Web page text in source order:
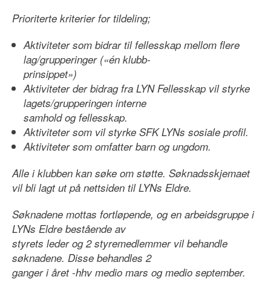
Prioriterte kriterier for tildeling;
Aktiviteter som bidrar til fellesskap mellom flere
lag/grupperinger («én klubb-
prinsippet»)
Aktiviteter der bidrag fra LYN Fellesskap vil styrke
lagets/grupperingen interne
samhold og fellesskap.
Aktiviteter som vil styrke SFK LYNs sosiale profil.
Aktiviteter som omfatter barn og ungdom.
Alle i klubben kan søke om støtte. Søknadsskjemaet
vil bli lagt ut på nettsiden til LYNs Eldre.
Søknadene mottas fortløpende, og en arbeidsgruppe i
LYNs Eldre bestående av
styrets leder og 2 styremedlemmer vil behandle
søknadene. Disse behandles 2
ganger i året -hhv medio mars og medio september.